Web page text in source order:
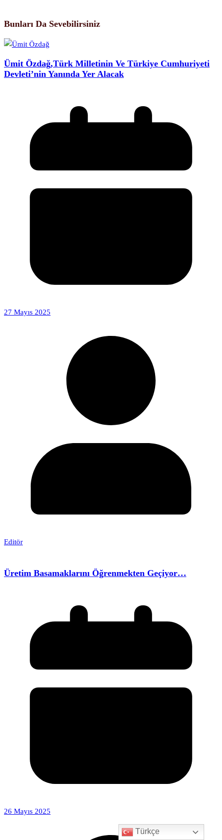
Bunları Da Sevebilirsiniz
Ümit Özdağ,Türk Milletinin Ve Türkiye Cumhuriyeti
Devleti’nin Yanında Yer Alacak
27 Mayıs 2025
Editör
Üretim Basamaklarını Öğrenmekten Geçiyor…
26 Mayıs 2025
Türkçe